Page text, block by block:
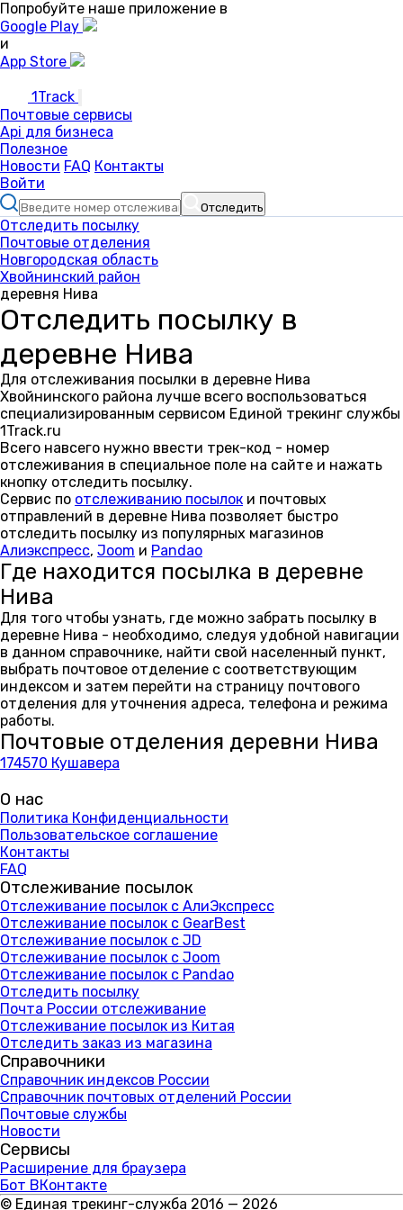
Попробуйте наше приложение в
Google Play
и
App Store
1Track
Почтовые сервисы
Api для бизнеса
Полезное
Новости FAQ Контакты
Войти
Отследить
Отследить посылку
Почтовые отделения
Новгородская область
Хвойнинский район
деревня Нива
Отследить посылку в
деревне Нива
Для отслеживания посылки в деревне Нива
Хвойнинского района лучше всего воспользоваться
специализированным сервисом Единой трекинг службы
1Track.ru
Всего навсего нужно ввести трек-код - номер
отслеживания в специальное поле на сайте и нажать
кнопку отследить посылку.
Сервис по отслеживанию посылок и почтовых
отправлений в деревне Нива позволяет быстро
отследить посылку из популярных магазинов
Алиэкспресс, Joom и Pandao
Где находится посылка в деревне
Нива
Для того чтобы узнать, где можно забрать посылку в
деревне Нива - необходимо, следуя удобной навигации
в данном справочнике, найти свой населенный пункт,
выбрать почтовое отделение с соответствующим
индексом и затем перейти на страницу почтового
отделения для уточнения адреса, телефона и режима
работы.
Почтовые отделения деревни Нива
174570 Кушавера
О нас
Политика Конфиденциальности
Пользовательское соглашение
Контакты
FAQ
Отслеживание посылок
Отслеживание посылок с АлиЭкспресс
Отслеживание посылок с GearBest
Отслеживание посылок с JD
Отслеживание посылок с Joom
Отслеживание посылок с Pandao
Отследить посылку
Почта России отслеживание
Отслеживание посылок из Китая
Отследить заказ из магазина
Справочники
Справочник индексов России
Справочник почтовых отделений России
Почтовые службы
Новости
Сервисы
Расширение для браузера
Бот ВКонтакте
© Единая трекинг-служба 2016 — 2026